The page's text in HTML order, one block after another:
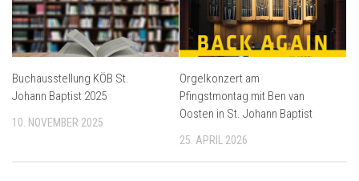
Buchausstellung KÖB St.
Johann Baptist 2025
10. NOVEMBER 2025
Orgelkonzert am
Pfingstmontag mit Ben van
Oosten in St. Johann Baptist
25. APRIL 2026